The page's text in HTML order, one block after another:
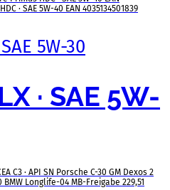
· SAE 5W-40 EAN 4035134501839
· SAE 5W-
C3 · API SN Porsche C-30 GM Dexos 2
Longlife-04 MB-Freigabe 229,51